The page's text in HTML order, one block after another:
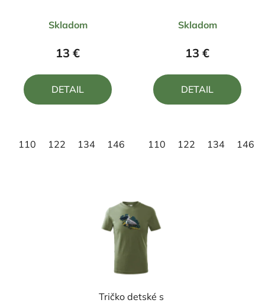
hodnotenie
produktu
5,0
z
Skladom
13 €
DETAIL
110 122 134 146 158
hodnotenie
produktu
5,0
z
Skladom
13 €
DETAIL
110 122 134 146
Tričko detské s